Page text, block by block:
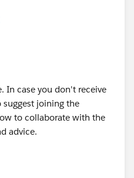
In case you don't receive
suggest joining the
to collaborate with the
advice.
_ui/core/chatter/